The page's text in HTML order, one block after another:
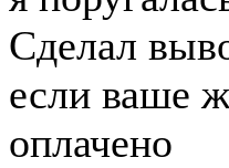
Сделал
если ваше
оплачено